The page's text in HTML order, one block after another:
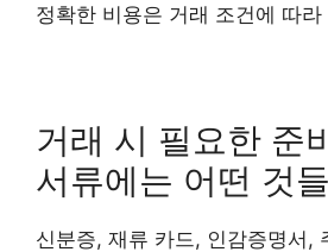
정확한 비용은 거래 조건에 따라
거래 시 필요한 준
서류에는 어떤 것
신분증, 재류 카드, 인감증명서,